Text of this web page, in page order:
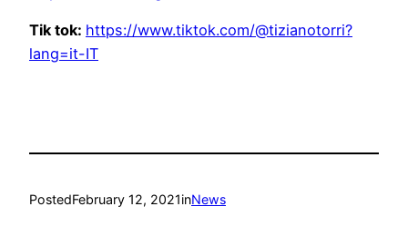
Tik tok: https://www.tiktok.com/@tizianotorri?
lang=it-IT
PostedFebruary 12, 2021inNews